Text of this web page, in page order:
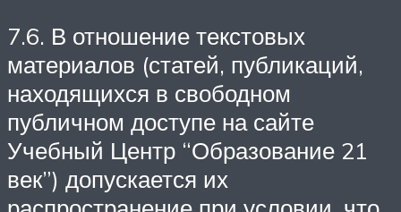
7.6. В отношение текстовых
материалов (статей, публикаций,
находящихся в свободном
публичном доступе на сайте
Учебный Центр “Образование 21
век”) допускается их